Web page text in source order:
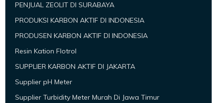
PENJUAL ZEOLIT DI SURABAYA
PRODUKSI KARBON AKTIF DI INDONESIA
PRODUSEN KARBON AKTIF DI INDONESIA
Resin Kation Flotrol
SUPPLIER KARBON AKTIF DI JAKARTA
Supplier pH Meter
Supplier Turbidity Meter Murah Di Jawa Timur